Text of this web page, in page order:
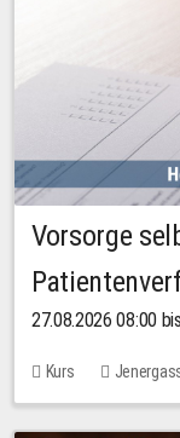
Vorsorge
27.08.2026 08:00
Kurs
Keine freien Plätze